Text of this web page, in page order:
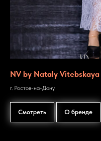
NV by Nataly Vitebskaya
г. Ростов-на-Дону
Смотреть О бренде